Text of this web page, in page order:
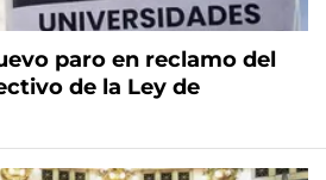
paro en reclamo del
de la Ley de